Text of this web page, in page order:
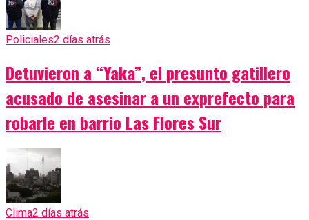
Policiales2 días atrás
Detuvieron a “Yaka”, el presunto gatillero
acusado de asesinar a un exprefecto para
robarle en barrio Las Flores Sur
Clima2 días atrás